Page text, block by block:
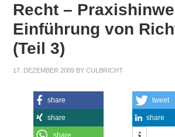
Recht –
Einführung von
(Teil 3)
17. DEZEMBER 2009 BYCULBRICHT
share tweet
share share
share